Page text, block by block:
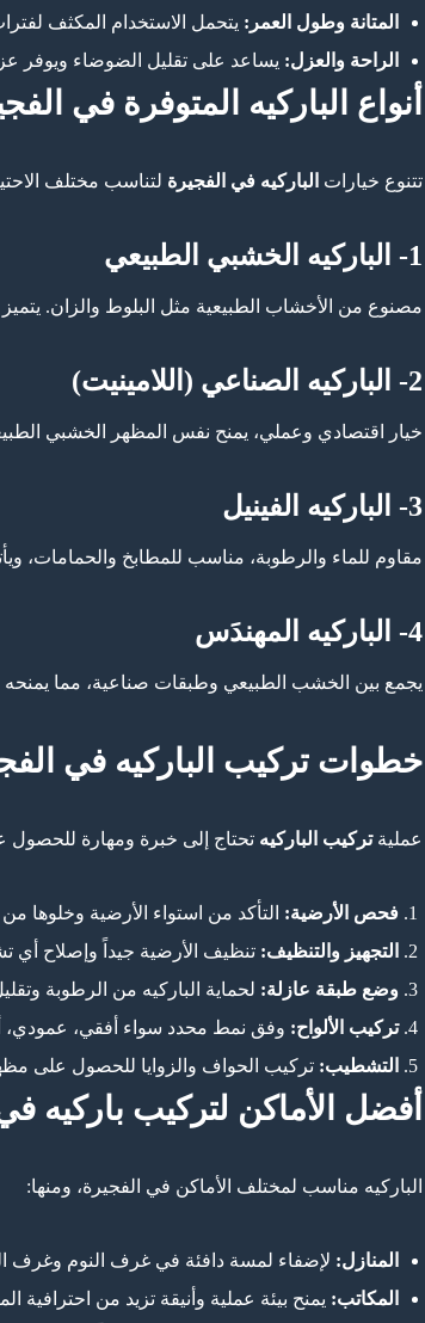
المتانة وطول العمر: يتحمل الاستخدام المكثف
الراحة والعزل: يساعد على تقليل الضوضاء ويوفر
أنواع الباركيه المتوفرة في
تتنوع خيارات الباركيه في الفجيرة لتناسب مختلف
1- الباركيه الخشبي الطبيعي
مصنوع من الأخشاب الطبيعية مثل البلوط والزان.
2- الباركيه الصناعي (اللامينيت)
خيار اقتصادي وعملي، يمنح نفس المظهر الخشبي
3- الباركيه الفينيل
مقاوم للماء والرطوبة، مناسب للمطابخ والحمامات،
4- الباركيه المهندَس
يجمع بين الخشب الطبيعي وطبقات صناعية، مما يمنحه
خطوات تركيب الباركيه في
عمليةتركيب الباركيه تحتاج إلى خبرة ومهارة للحصول
فحص الأرضية: التأكد من استواء الأرضية وخلوها
التجهيز والتنظيف: تنظيف الأرضية جيداً وإصلاح أي
وضع طبقة عازلة: لحماية الباركيه من الرطوبة
تركيب الألواح: وفق نمط محدد سواء أفقي، عمودي،
التشطيب: تركيب الحواف والزوايا للحصول على
أفضل الأماكن لتركيب باركيه
الباركيه مناسب لمختلف الأماكن في الفجيرة، ومنها:
المنازل: لإضفاء لمسة دافئة في غرف النوم وغرف
المكاتب: يمنح بيئة عملية وأنيقة تزيد من احترافية